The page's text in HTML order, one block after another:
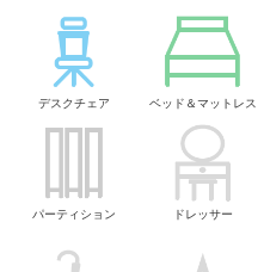
デスクチェア ベッド＆マットレス
パーティション ドレッサー